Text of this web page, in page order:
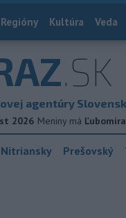
Regióny Kultúra Veda
.SK
agentúry
2026 Meniny má Ľubomíra
Nitriansky Prešovský